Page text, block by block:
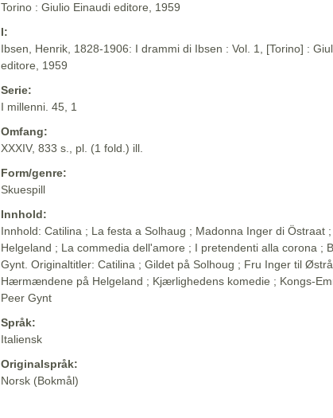
Torino : Giulio Einaudi editore, 1959
I:
Ibsen, Henrik, 1828-1906: I drammi di Ibsen : Vol. 1, [Torino] :
editore, 1959
Serie:
I millenni. 45, 1
Omfang:
XXXIV, 833 s., pl. (1 fold.) ill.
Form/genre:
Skuespill
Innhold:
Innhold: Catilina ; La festa a Solhaug ; Madonna Inger di Östraat
Helgeland ; La commedia dell'amore ; I pretendenti alla corona ;
Gynt. Originaltitler: Catilina ; Gildet på Solhoug ; Fru Inger til
Hærmændene på Helgeland ; Kjærlighedens komedie ; Kongs-
Peer Gynt
Språk:
Italiensk
Originalspråk:
Norsk (Bokmål)